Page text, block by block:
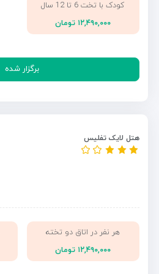
کودک با تخت 6 تا 12 سال
۱۲,۴۹۰,۰۰۰ تومان
برگزار شده
هتل لایک تفلیس
هر نفر در اتاق دو تخته
۱۲,۴۹۰,۰۰۰ تومان